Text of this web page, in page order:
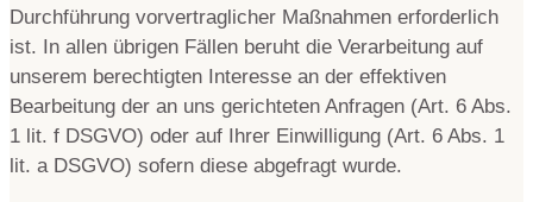
Durchführung vorvertraglicher Maßnahmen erforderlich
ist. In allen übrigen Fällen beruht die Verarbeitung auf
unserem berechtigten Interesse an der effektiven
Bearbeitung der an uns gerichteten Anfragen (Art. 6 Abs.
1 lit. f DSGVO) oder auf Ihrer Einwilligung (Art. 6 Abs. 1
lit. a DSGVO) sofern diese abgefragt wurde.